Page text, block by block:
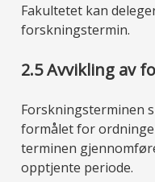
Fakultetet kan
forskningstermin.
2.5 Avvikling av
Forskningsterminen
formålet for
terminen
opptjente periode.